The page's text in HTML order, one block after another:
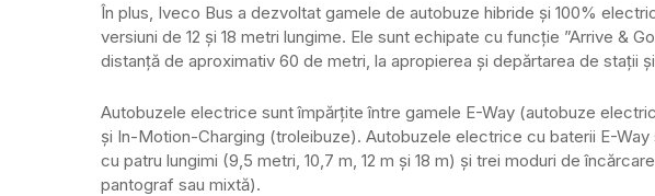
În plus, Iveco Bus a dezvoltat gamele de autobuze hibride și 100%
versiuni de 12 și 18 metri lungime. Ele sunt echipate cu funcție ”Arrive &
distanță de aproximativ 60 de metri, la apropierea și depărtarea de stații
Autobuzele electrice sunt împărțite între gamele E-Way (autobuze
și In-Motion-Charging (troleibuze). Autobuzele electrice cu baterii E-Way
cu patru lungimi (9,5 metri, 10,7 m, 12 m și 18 m) și trei moduri de
pantograf sau mixtă).